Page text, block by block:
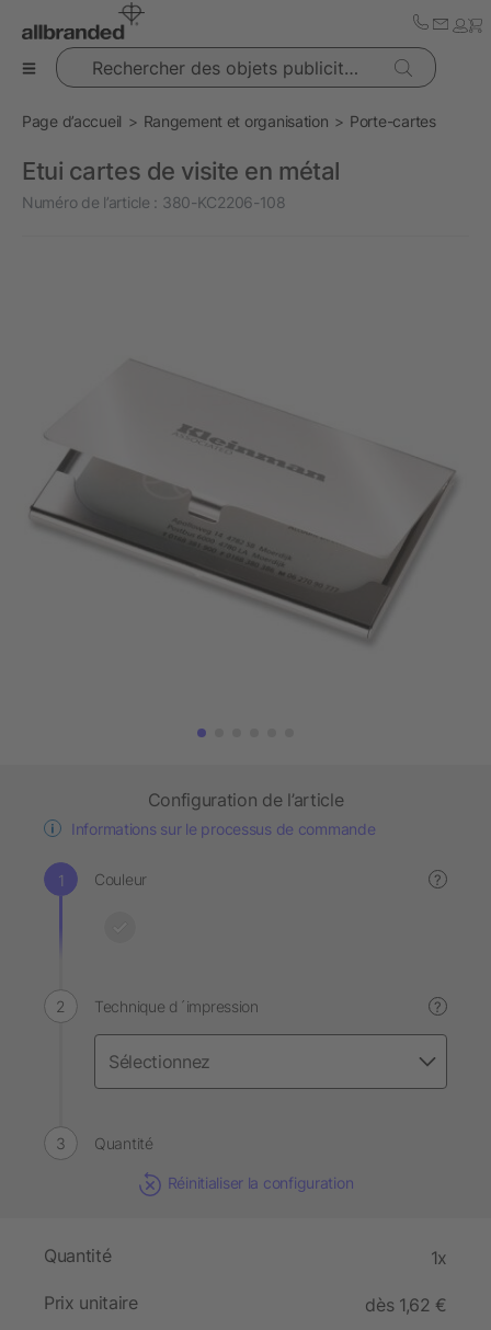
Rechercher des objets publicitaires
Page d’accueil Rangement et organisation Porte-cartes
Etui cartes de visite en métal
Numéro de l’article : 380-KC2206-108
Configuration de l’article
Informations sur le processus de commande
Couleur ?
Technique d´impression ?
Quantité
Réinitialiser la configuration
Quantité 1x
Prix unitaire
dès 1,62 €